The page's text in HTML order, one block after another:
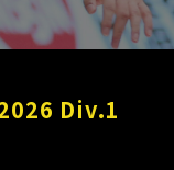
Div.1